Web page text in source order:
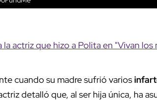
la actriz que hizo a Polita en "Vivan los
cuando su madre sufrió varios
detalló que, al ser hija única, ha